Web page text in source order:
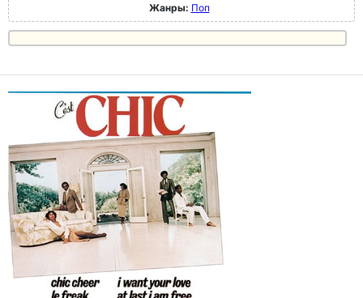
Жанры: Поп